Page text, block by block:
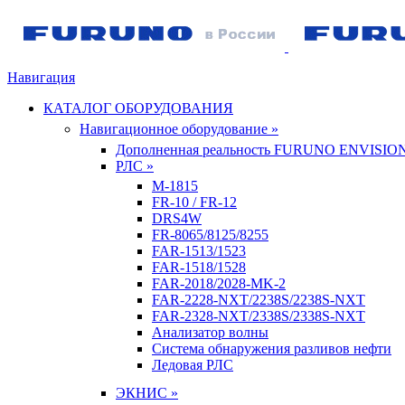
Навигация
КАТАЛОГ ОБОРУДОВАНИЯ
Навигационное оборудование »
Дополненная реальность FURUNO
РЛС »
M-1815
FR-10 / FR-12
DRS4W
FR-8065/8125/8255
FAR-1513/1523
FAR-1518/1528
FAR-2018/2028-MK-2
FAR-2228-NXT/2238S/2238S-NXT
FAR-2328-NXT/2338S/2338S-NXT
Анализатор волны
Система обнаружения разливов нефти
Ледовая РЛС
ЭКНИС »